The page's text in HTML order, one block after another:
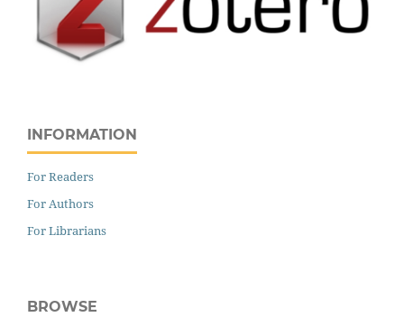
INFORMATION
For Readers
For Authors
For Librarians
BROWSE